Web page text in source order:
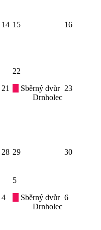
14 15 16
21
22
Sběrný dvůr
Drnholec
23
28 29 30
4
5
Sběrný dvůr
Drnholec
6